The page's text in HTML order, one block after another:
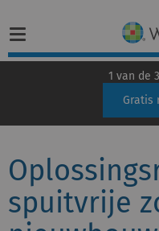
Home
Vakgebieden
Actueel
1 van de
Gratis
spuitvrije